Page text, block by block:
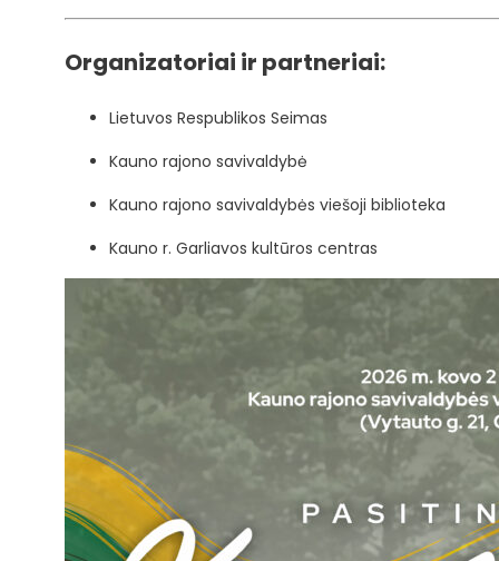
Organizatoriai ir partneriai:
Lietuvos Respublikos Seimas
Kauno rajono savivaldybė
Kauno rajono savivaldybės viešoji biblioteka
Kauno r. Garliavos kultūros centras